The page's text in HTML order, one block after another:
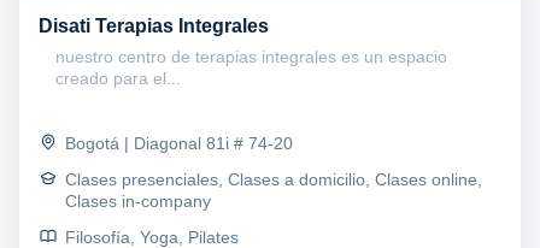
Disati Terapias Integrales
nuestro centro de terapias integrales es un espacio
creado para el...
Bogotá | Diagonal 81i # 74-20
Clases presenciales, Clases a domicilio, Clases online,
Clases in-company
Filosofía, Yoga, Pilates